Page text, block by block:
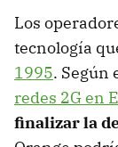
Los
tecnología
1995. Según
redes 2G en
finalizar la